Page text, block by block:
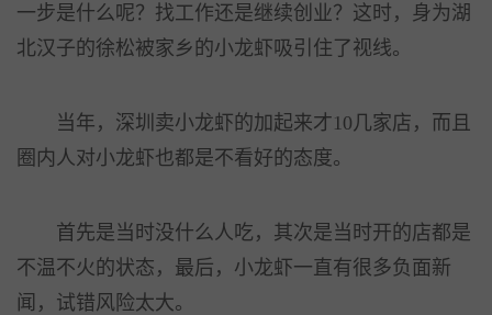
一步是什么呢？找工作还是继续创业？这时，身为湖
北汉子的徐松被家乡的小龙虾吸引住了视线。
当年，深圳卖小龙虾的加起来才10几家店，而且
圈内人对小龙虾也都是不看好的态度。
首先是当时没什么人吃，其次是当时开的店都是
不温不火的状态，最后，小龙虾一直有很多负面新
闻，试错风险太大。